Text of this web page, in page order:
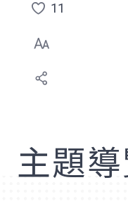
點
選
喜
11
主題